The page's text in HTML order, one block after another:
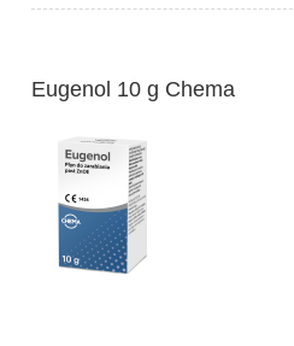
Eugenol 10 g Chema